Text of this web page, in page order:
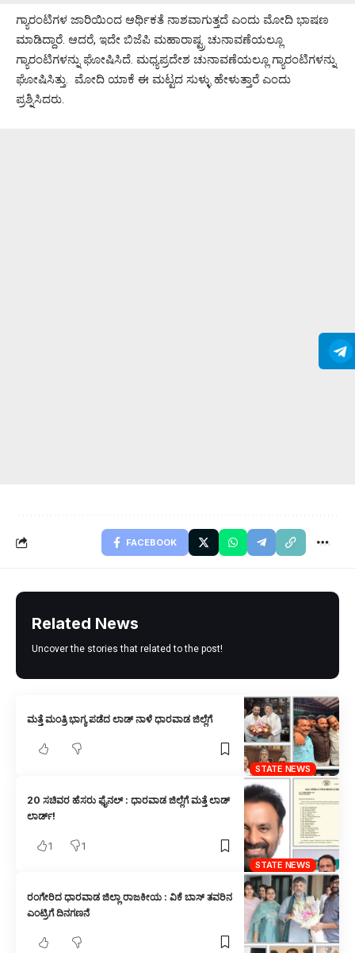
ಗ್ಯಾರಂಟಿಗಳ ಜಾರಿಯಿಂದ ಆರ್ಥಿಕತೆ ನಾಶವಾಗುತ್ತದೆ ಎಂದು ಮೋದಿ ಭಾಷಣ
ಮಾಡಿದ್ದಾರೆ. ಆದರೆ, ಇದೇ ಬಿಜೆಪಿ ಮಹಾರಾಷ್ಟ್ರ ಚುನಾವಣೆಯಲ್ಲೂ
ಗ್ಯಾರಂಟಿಗಳನ್ನು ಘೋಷಿಸಿದೆ. ಮಧ್ಯಪ್ರದೇಶ ಚುನಾವಣೆಯಲ್ಲೂ ಗ್ಯಾರಂಟಿಗಳನ್ನು
ಘೋಷಿಸಿತ್ತು. ಮೋದಿ ಯಾಕೆ ಈ ಮಟ್ಟದ ಸುಳ್ಳು ಹೇಳುತ್ತಾರೆ ಎಂದು
ಪ್ರಶ್ನಿಸಿದರು.
FACEBOOK
Related News
Uncover the stories that related to the post!
STATE NEWS
ಮತ್ತೆ ಮಂತ್ರಿ ಭಾಗ್ಯ ಪಡೆದ ಲಾಡ್‌ ನಾಳೆ ಧಾರವಾಡ ಜಿಲ್ಲೆಗೆ
STATE NEWS
20 ಸಚಿವರ ಹೆಸರು ಫೈನಲ್ : ಧಾರವಾಡ ಜಿಲ್ಲೆಗೆ ಮತ್ತೆ ಲಾಡ್
ಲಾರ್ಡ್!
1 1
ರಂಗೇರಿದ ಧಾರವಾಡ ಜಿಲ್ಲಾ ರಾಜಕೀಯ : ವಿಕೆ ಬಾಸ್ ತವರಿನ
ಎಂಟ್ರಿಗೆ ದಿನಗಣನೆ